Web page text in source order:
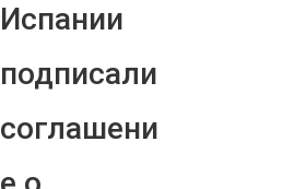
Испании
подписали
соглашени